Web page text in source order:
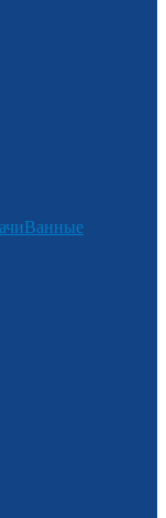
Ванные